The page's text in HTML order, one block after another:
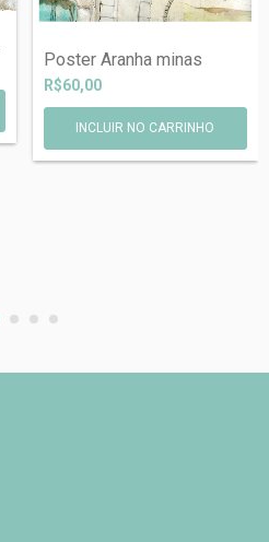
Poster Aranha minas
R$60,00